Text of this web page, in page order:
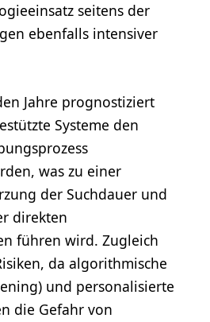
seitens der
ebenfalls intensiver
Jahre prognostiziert
Systeme den
was zu einer
der Suchdauer und
direkten
führen wird. Zugleich
da algorithmische
und personalisierte
die Gefahr von